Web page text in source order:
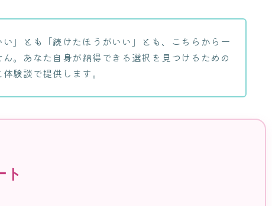
い」とも「続けたほうがいい」とも、こちらから一
。あなた自身が納得できる選択を見つけるための
験談で提供します。
ト